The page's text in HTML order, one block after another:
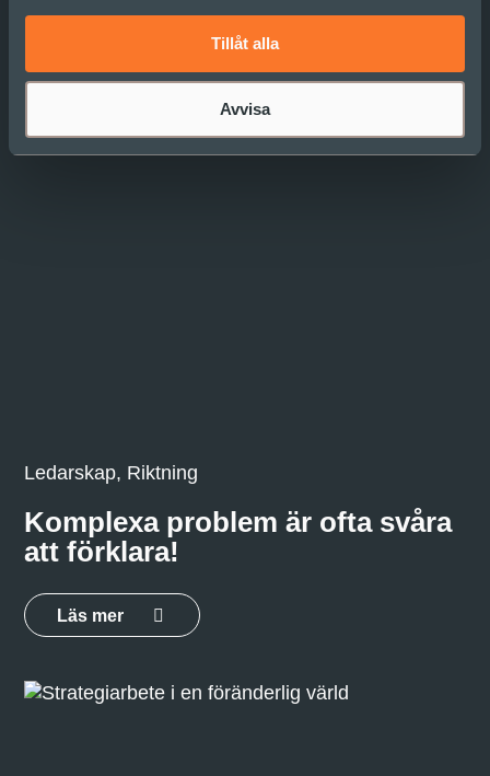
Tillåt alla
Avvisa
stödja!
Läs mer
Ledarskap, Riktning
Komplexa problem är ofta svåra
att förklara!
Läs mer